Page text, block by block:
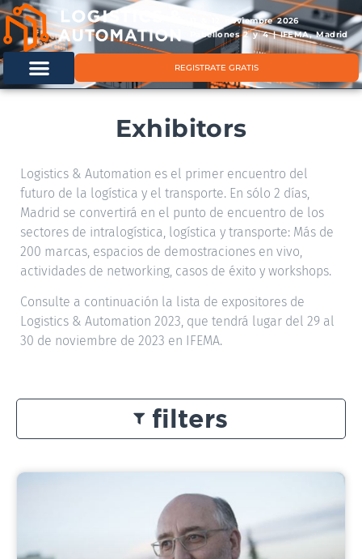
11 & 12 noviembre 2026
Pabellones 2 y 4 | IFEMA, Madrid
REGISTRATE GRATIS
Exhibitors
Logistics & Automation es el primer encuentro del
futuro de la logística y el transporte. En sólo 2 días,
Madrid se convertirá en el punto de encuentro de los
sectores de intralogística, logística y transporte: Más de
200 marcas, espacios de demostraciones en vivo,
actividades de networking, casos de éxito y workshops.
Consulte a continuación la lista de expositores de
Logistics & Automation 2023, que tendrá lugar del 29 al
30 de noviembre de 2023 en IFEMA.
filters